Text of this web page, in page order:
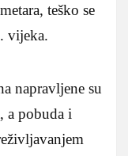
teško se
vijeka.
napravljene su
a pobuda i